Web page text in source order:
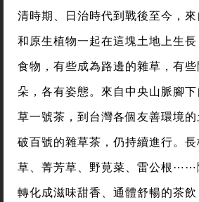
清時期、日治時代到戰後至今，
和原生植物一起在這塊土地上生
食物，有些成為路邊的雜草，有
朵，各有姿態。來自中央山脈腳
草一號茶，到台灣各個友善環境
破百號的雜草茶，仍持續進行。
草、菁芳草、野莧菜、雷公根⋯⋯
轉化成滋味甜香、通體舒暢的茶